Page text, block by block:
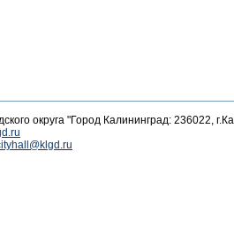
округа "Город Калининград: 236022,